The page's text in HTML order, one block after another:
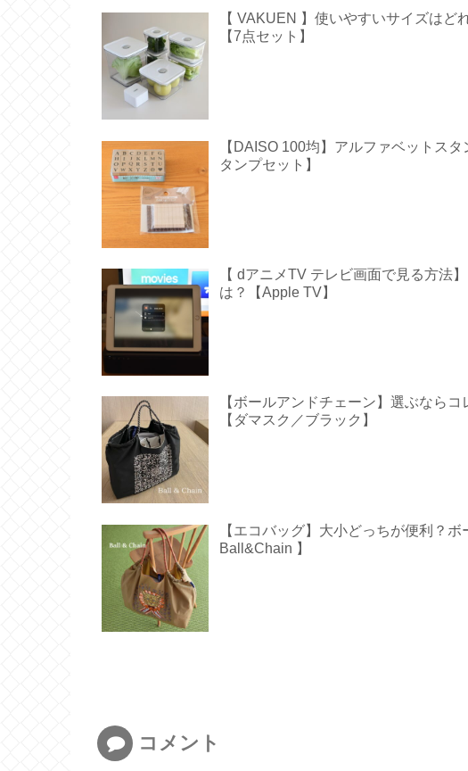
【 VAKUEN 】使いやすいサイズは
【7点セット】
【DAISO 100均】アルファベットス
タンプセット】
【 dアニメTV テレビ画面で見る方法
は？【Apple TV】
【ボールアンドチェーン】選ぶなら
【ダマスク／ブラック】
【エコバッグ】大小どっちが便利？
Ball&Chain 】
コメント